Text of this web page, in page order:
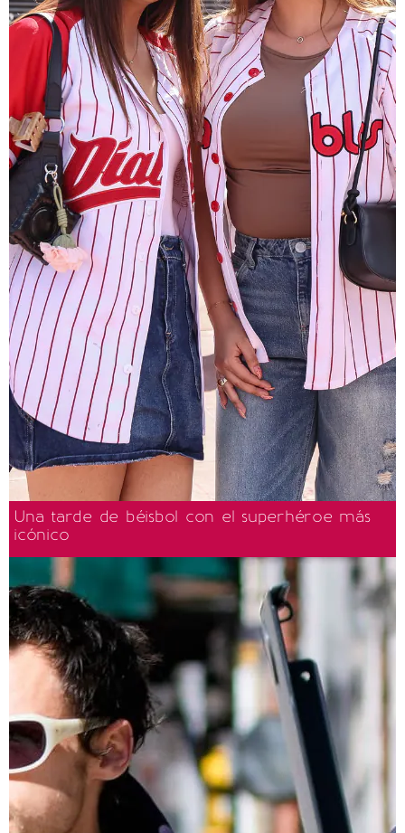
Una tarde de béisbol con el superhéroe más
icónico